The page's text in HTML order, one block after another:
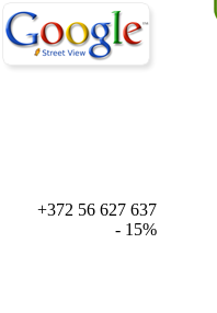
+372 56 627 637
- 15%